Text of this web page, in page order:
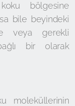
bölgesine
bile beyindeki
veya gerekli
bir olarak
moleküllerinin